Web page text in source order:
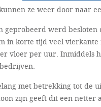
ze weer door naar
geprobeerd werd
in korte tijd veel
vloer per uur. Inmiddels
met betrekking tot de
zijn geeft dit een netter